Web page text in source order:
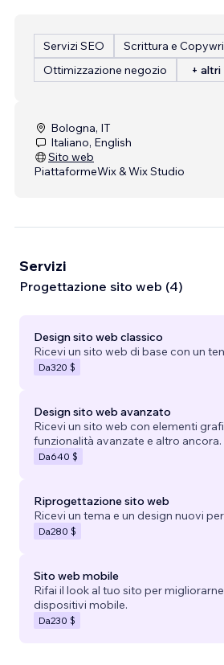
Servizi SEO
Scrittura e
Ottimizzazione negozio
+ altri
Bologna, IT
Italiano, English
Sito web
PiattaformeWix & Wix Studio
Servizi
Progettazione sito web (4)
Design sito web classico
Ricevi un sito web di base con un
Da320 $
Design sito web avanzato
Ricevi un sito web con elementi
funzionalità avanzate e altro ancora.
Da640 $
Riprogettazione sito web
Ricevi un tema e un design nuovi
Da280 $
Sito web mobile
Rifai il look al tuo sito per
dispositivi mobile.
Da230 $